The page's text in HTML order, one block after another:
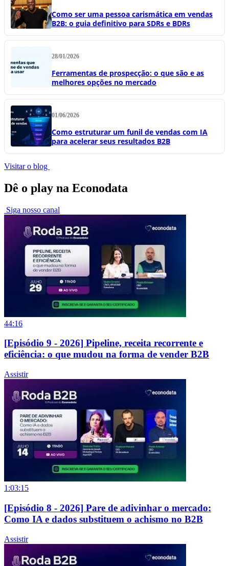
Como ser uma pessoa carismática em vendas
B2B: o guia definitivo para SDRs e BDRs
28/01/2026
Ferramentas de prospecção: o que são e as
melhores opções no mercado
01/06/2026
Como estruturar um funil de vendas com IA
para acelerar seus resultados B2B
Visitar o blog
Dê o play na Econodata
Siga nosso canal
44:16
[Episódio 9 - 2026] Pipeline, receita recorrente e
eficiência: o que mudou na forma de vender B2B
Assistir
1:03:15
[Episódio 8 - 2026] Pare de adivinhar o mercado:
Como IA e dados substituem o achismo no B2B
Assistir